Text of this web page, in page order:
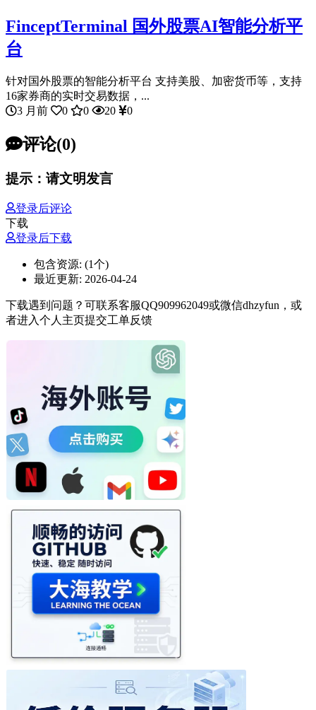
FinceptTerminal 国外股票AI智能分析平
台
针对国外股票的智能分析平台 支持美股、加密货币等，支持
16家券商的实时交易数据，...
3 月前
0 0 20 0
评论(0)
提示：请文明发言
登录后评论
下载
登录后下载
包含资源: (1个)
最近更新: 2026-04-24
下载遇到问题？可联系客服QQ909962049或微信dhzyfun，或
者进入个人主页提交工单反馈